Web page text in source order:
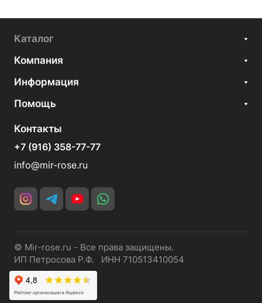
Каталог
Компания
Информация
Помощь
Контакты
+7 (916) 358-77-77
info@mir-rose.ru
© Mir-rose.ru - Все права защищены.
ИП Петросова Р.Ф. ИНН 710513410054